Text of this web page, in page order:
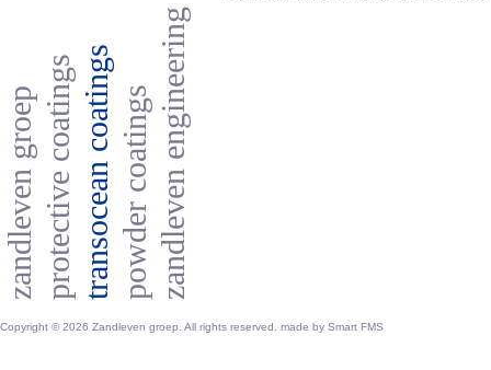
zandleven groepprotective coatingstransocean coatingspowder coatingszandleven engineering
Copyright © 2026 Zandleven groep. All rights reserved. made by Smart FMS